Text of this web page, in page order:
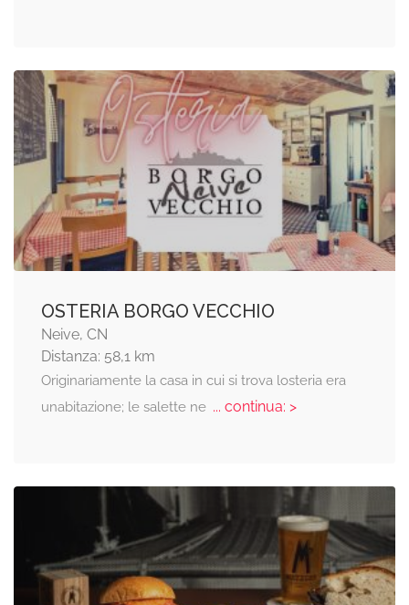
OSTERIA BORGO VECCHIO
Neive, CN
Distanza: 58,1 km
Originariamente la casa in cui si trova losteria era
unabitazione; le salette ne... continua: >